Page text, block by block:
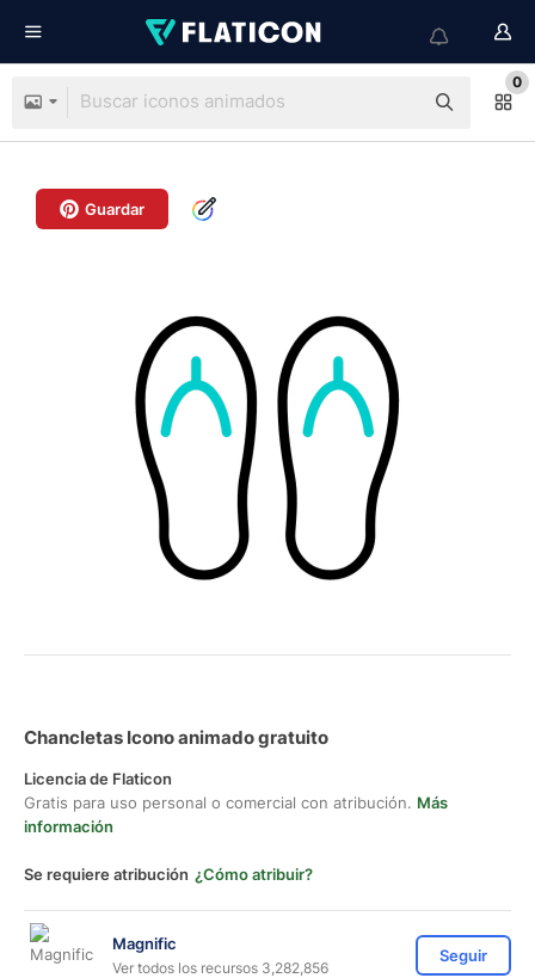
0
Guardar
Chancletas Icono animado gratuito
Licencia de Flaticon
Gratis para uso personal o comercial con atribución. Más
información
Se requiere atribución ¿Cómo atribuir?
Magnific
Ver todos los recursos 3,282,856
Seguir